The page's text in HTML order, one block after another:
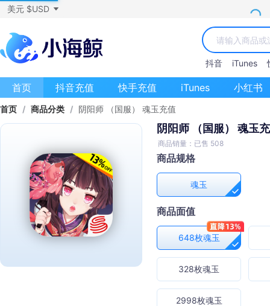
美元 $USD
抖音 iTunes
首页 抖音充值 快手充值 iTunes 小红书
首页 / 商品分类 / 阴阳师 （国服） 魂玉充值
阴阳师 （国服） 魂玉
商品销量：已售 508
商品规格
魂玉
商品面值
648枚魂玉
328枚魂玉
2998枚魂玉